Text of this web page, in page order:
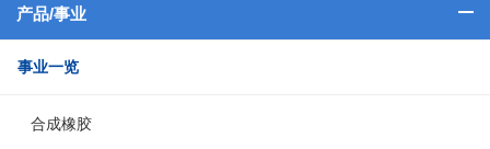
产品/事业
事业一览
合成橡胶